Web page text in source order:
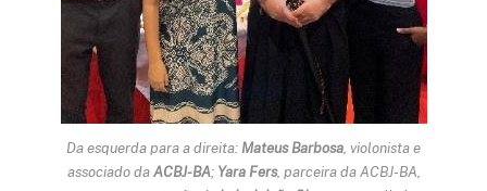
Da esquerda para a direita: Mateus Barbosa , violonista e
associado daACBJ-BA; Yara Fers, parceira da ACBJ-BA,